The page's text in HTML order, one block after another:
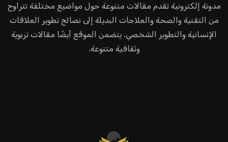
مدونة إلكترونية تقدم مقالات متنوعة حول مواضيع مختلفة تتراوح
من التقنية والصحة والعلاجات البديلة إلى نصائح تطوير العلاقات
الإنسانية والتطوير الشخصي. يتضمن الموقع أيضًا مقالات تربوية
وثقافية متنوعة.